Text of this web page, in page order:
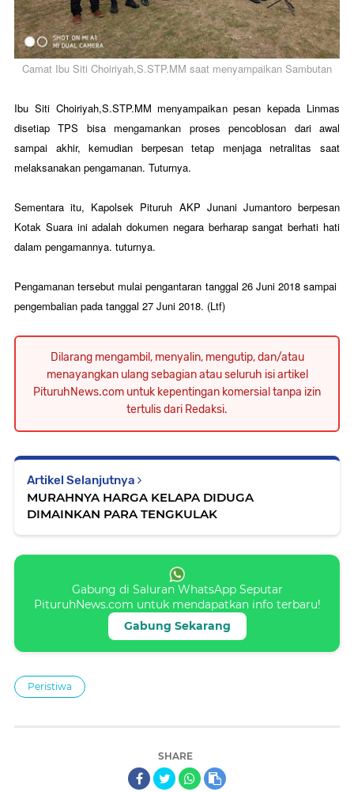
Camat Ibu Siti Choiriyah,S.STP.MM saat menyampaikan Sambutan
Ibu Siti Choiriyah,S.STP.MM menyampaikan pesan kepada Linmas
disetiap TPS bisa mengamankan proses pencoblosan dari awal
sampai akhir, kemudian berpesan tetap menjaga netralitas saat
melaksanakan pengamanan. Tuturnya.
Sementara itu, Kapolsek Pituruh AKP Junani Jumantoro berpesan
Kotak Suara ini adalah dokumen negara berharap sangat berhati hati
dalam pengamannya. tuturnya.
Pengamanan tersebut mulai pengantaran tanggal 26 Juni 2018 sampai
pengembalian pada tanggal 27 Juni 2018. (Ltf)
Dilarang mengambil, menyalin, mengutip, dan/atau
menayangkan ulang sebagian atau seluruh isi artikel
PituruhNews.com untuk kepentingan komersial tanpa izin
tertulis dari Redaksi.
Artikel Selanjutnya
MURAHNYA HARGA KELAPA DIDUGA
DIMAINKAN PARA TENGKULAK
Gabung di Saluran WhatsApp Seputar
PituruhNews.com untuk mendapatkan info terbaru!
Gabung Sekarang
Peristiwa
SHARE